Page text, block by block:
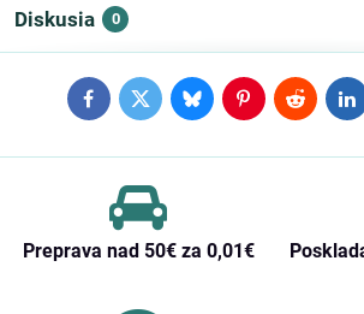
Diskusia 0
FacebookTwitterBlueskyPinterestReddit
Preprava nad 50€ za 0,01€